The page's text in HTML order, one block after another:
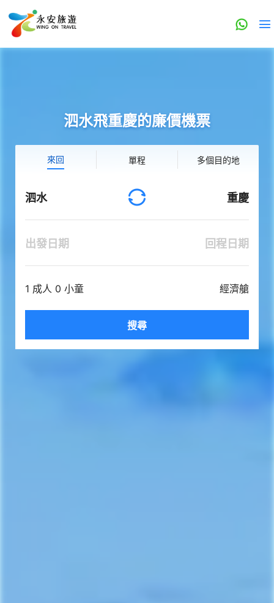
泗水飛重慶的廉價機票
來回 單程 多個目的地
泗水 重慶
出發日期 回程日期
1 成人 0 小童 經濟艙
搜尋